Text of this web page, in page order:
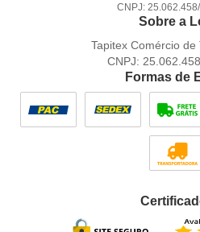
CNPJ:
Sobre a
Tapitex Comércio de
CNPJ:
Formas de